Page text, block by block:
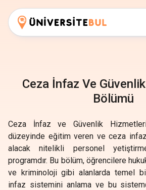
Ceza İnfaz Ve
Bölümü
Ceza İnfaz ve Güvenlik
düzeyinde eğitim veren ve ceza
alacak nitelikli personel
programdır. Bu bölüm, öğrencilere
ve kriminoloji gibi alanlarda temel
infaz sistemini anlama ve bu